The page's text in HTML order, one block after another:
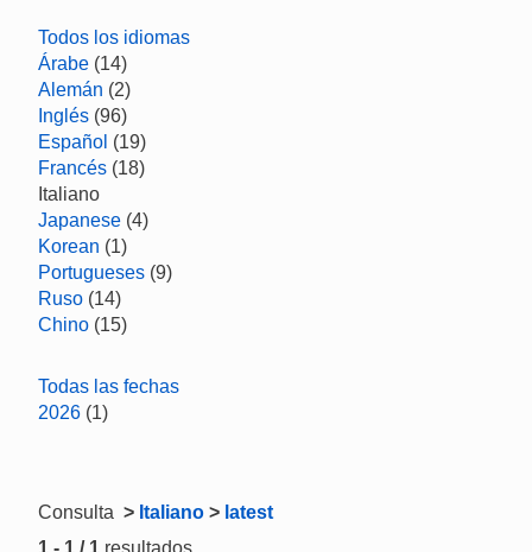
Todos los idiomas
Árabe (14)
Alemán (2)
Inglés (96)
Español (19)
Francés (18)
Italiano
Japanese (4)
Korean (1)
Portugueses (9)
Ruso (14)
Chino (15)
Todas las fechas
2026 (1)
Consulta > Italiano > latest
1 - 1 / 1 resultados